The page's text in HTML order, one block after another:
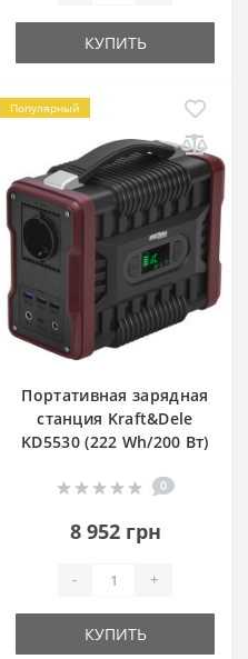
КУПИТЬ
Популярный
Портативная зарядная
станция Kraft&Dele
KD5530 (222 Wh/200 Вт)
0
8 952 грн
- +
КУПИТЬ